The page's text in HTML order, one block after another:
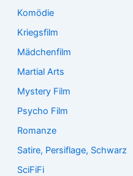
Komödie
Kriegsfilm
Mädchenfilm
Martial Arts
Mystery Film
Psycho Film
Romanze
Satire, Persiflage, Schwarz
SciFiFi